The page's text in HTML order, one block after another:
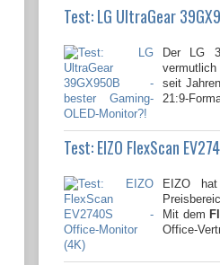
Test: LG UltraGear
Der LG
seit
21:9-
Test: EIZO FlexScan
EIZO
Mit dem
Office-